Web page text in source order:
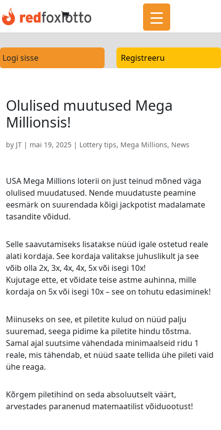
Logi sisse Registreeru
Olulised muutused Mega
Millionsis!
by JT | mai 19, 2025 | Lottery tips, Mega Millions, News
USA Mega Millions loterii on just teinud mõned väga
olulised muudatused. Nende muudatuste peamine
eesmärk on suurendada kõigi jackpotist madalamate
tasandite võidud.
Selle saavutamiseks lisatakse nüüd igale ostetud reale
alati kordaja. See kordaja valitakse juhuslikult ja see
võib olla 2x, 3x, 4x, 4x, 5x või isegi 10x!
Kujutage ette, et võidate teise astme auhinna, mille
kordaja on 5x või isegi 10x – see on tohutu edasiminek!
Miinuseks on see, et piletite kulud on nüüd palju
suuremad, seega pidime ka piletite hindu tõstma.
Samal ajal suutsime vähendada minimaalseid ridu 1
reale, mis tähendab, et nüüd saate tellida ühe pileti vaid
ühe reaga.
Kõrgem piletihind on seda absoluutselt väärt,
arvestades paranenud matemaatilist võiduootust!